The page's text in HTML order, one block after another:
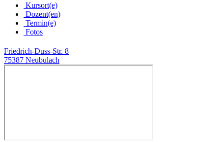
Kursort(e)
Dozent(en)
Termin(e)
Fotos
Friedrich-Duss-Str. 8
75387 Neubulach